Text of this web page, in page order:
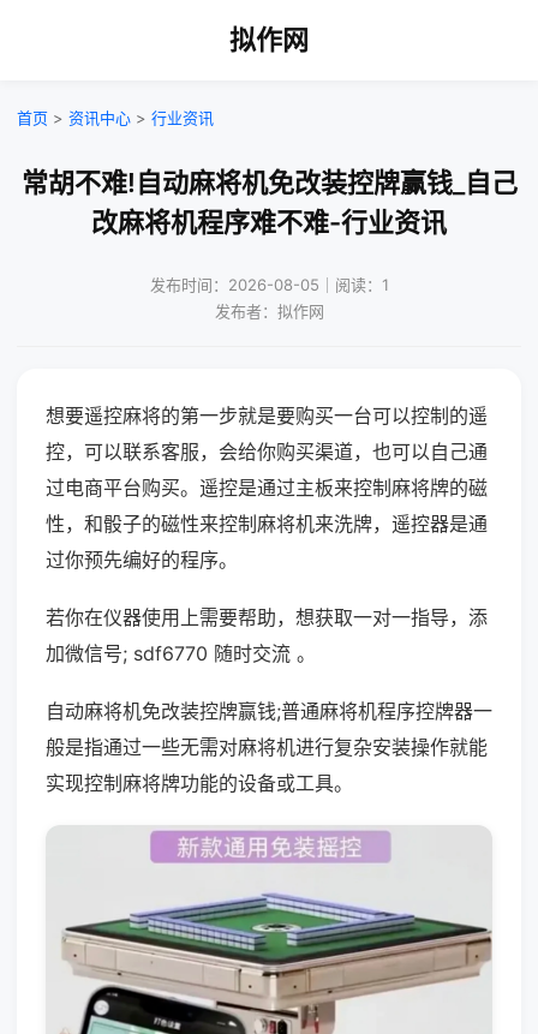
拟作网
首页 > 资讯中心 > 行业资讯
常胡不难!自动麻将机免改装控牌赢钱_自己
改麻将机程序难不难-行业资讯
发布时间：2026-08-05｜阅读：1
发布者：拟作网
想要遥控麻将的第一步就是要购买一台可以控制的遥
控，可以联系客服，会给你购买渠道，也可以自己通
过电商平台购买。遥控是通过主板来控制麻将牌的磁
性，和骰子的磁性来控制麻将机来洗牌，遥控器是通
过你预先编好的程序。
若你在仪器使用上需要帮助，想获取一对一指导，添
加微信号; sdf6770 随时交流 。
自动麻将机免改装控牌赢钱;普通麻将机程序控牌器一
般是指通过一些无需对麻将机进行复杂安装操作就能
实现控制麻将牌功能的设备或工具。